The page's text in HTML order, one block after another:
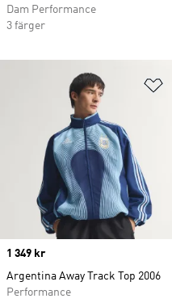
Dam Performance
3 färger
Price
1 349 kr
Argentina Away Track Top 2006
Performance